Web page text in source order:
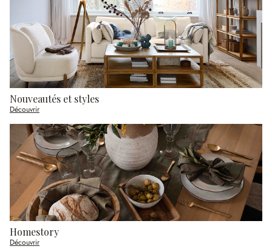
Nouveautés et styles
Découvrir
Homestory
Découvrir